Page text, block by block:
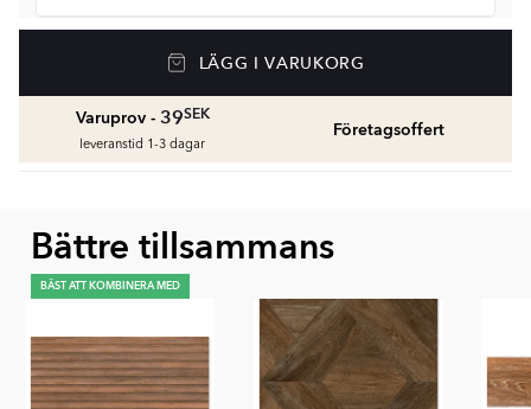
Golvvärmepaket med termostat
Våtrumssilikon
Rengöring & Underhåll
fr.229SEK
Kakellist
Räkna ut och köp
fr.49SEK
LÄGG I VARUKORG
Varuprov - 39SEK
leveranstid 1-3 dagar
Företagsoffert
Bättre tillsammans
BÄST ATT KOMBINERA MED